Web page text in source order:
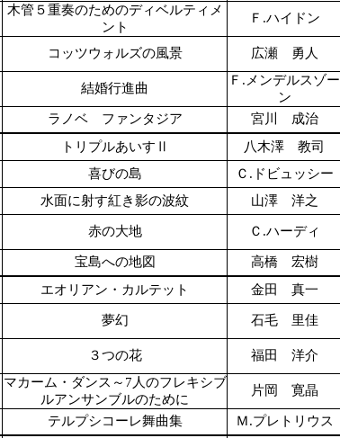
木管５重奏のためのディベルティメ
ント
Ｆ.ハイドン
コッツウォルズの風景 広瀬 勇人
結婚行進曲
Ｆ.メンデルスゾー
ン
ラノベ ファンタジア 宮川 成治
トリプルあいすⅡ 八木澤 教司
喜びの島 Ｃ.ドビュッシー
水面に射す紅き影の波紋 山澤 洋之
赤の大地 Ｃ.ハーディ
宝島への地図 高橋 宏樹
エオリアン・カルテット 金田 真一
夢幻 石毛 里佳
３つの花 福田 洋介
マカーム・ダンス～7人のフレキシブ
ルアンサンブルのために
片岡 寛晶
テルプシコーレ舞曲集 Ｍ.プレトリウス